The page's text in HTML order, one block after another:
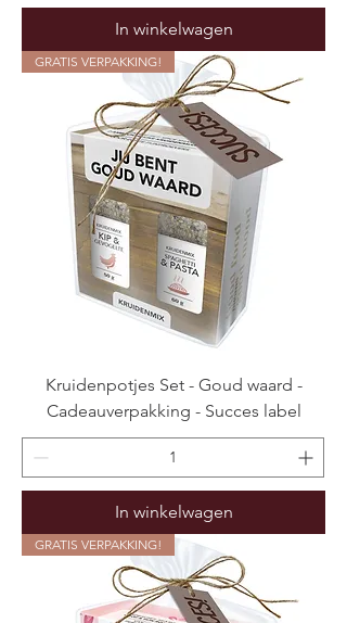
In winkelwagen
GRATIS VERPAKKING!
Kruidenpotjes Set - Goud waard -
Cadeauverpakking - Succes label
In winkelwagen
GRATIS VERPAKKING!